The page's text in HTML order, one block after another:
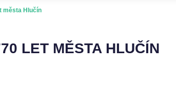
města Hlučín
LET MĚSTA HLUČÍN